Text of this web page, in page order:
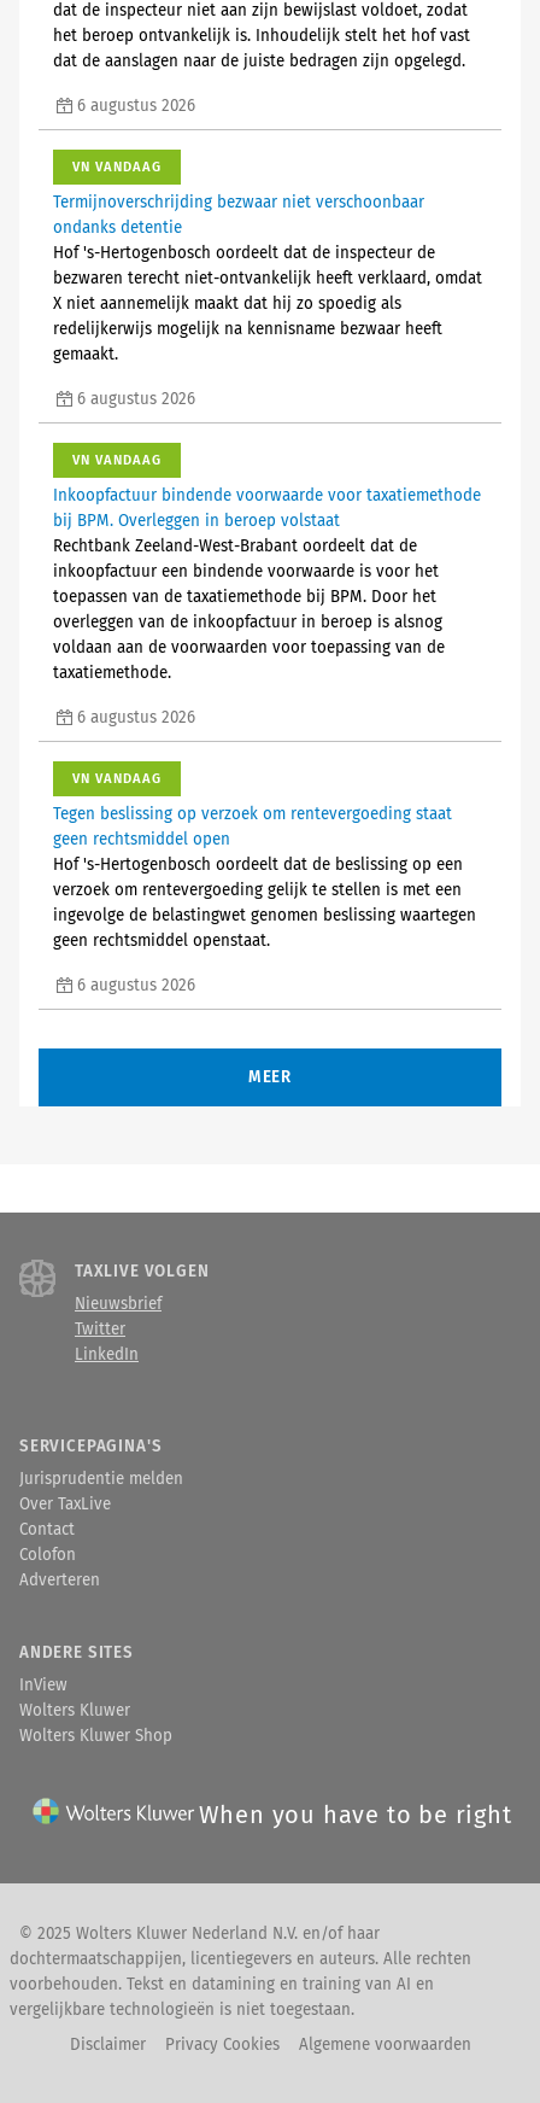
dat de inspecteur niet aan zijn bewijslast voldoet, zodat
het beroep ontvankelijk is. Inhoudelijk stelt het hof vast
dat de aanslagen naar de juiste bedragen zijn opgelegd.
6 augustus 2026
VN VANDAAG
Termijnoverschrijding bezwaar niet verschoonbaar
ondanks detentie
Hof 's-Hertogenbosch oordeelt dat de inspecteur de
bezwaren terecht niet-ontvankelijk heeft verklaard, omdat
X niet aannemelijk maakt dat hij zo spoedig als
redelijkerwijs mogelijk na kennisname bezwaar heeft
gemaakt.
6 augustus 2026
VN VANDAAG
Inkoopfactuur bindende voorwaarde voor taxatiemethode
bij BPM. Overleggen in beroep volstaat
Rechtbank Zeeland-West-Brabant oordeelt dat de
inkoopfactuur een bindende voorwaarde is voor het
toepassen van de taxatiemethode bij BPM. Door het
overleggen van de inkoopfactuur in beroep is alsnog
voldaan aan de voorwaarden voor toepassing van de
taxatiemethode.
6 augustus 2026
VN VANDAAG
Tegen beslissing op verzoek om rentevergoeding staat
geen rechtsmiddel open
Hof 's-Hertogenbosch oordeelt dat de beslissing op een
verzoek om rentevergoeding gelijk te stellen is met een
ingevolge de belastingwet genomen beslissing waartegen
geen rechtsmiddel openstaat.
6 augustus 2026
MEER
TAXLIVE VOLGEN
Nieuwsbrief
Twitter
LinkedIn
SERVICEPAGINA'S
Jurisprudentie melden
Over TaxLive
Contact
Colofon
Adverteren
ANDERE SITES
InView
Wolters Kluwer
Wolters Kluwer Shop
When you have to be right
© 2025 Wolters Kluwer Nederland N.V. en/of haar
dochtermaatschappijen, licentiegevers en auteurs. Alle rechten
voorbehouden. Tekst en datamining en training van AI en
vergelijkbare technologieën is niet toegestaan.
Disclaimer
Privacy Cookies Algemene voorwaarden